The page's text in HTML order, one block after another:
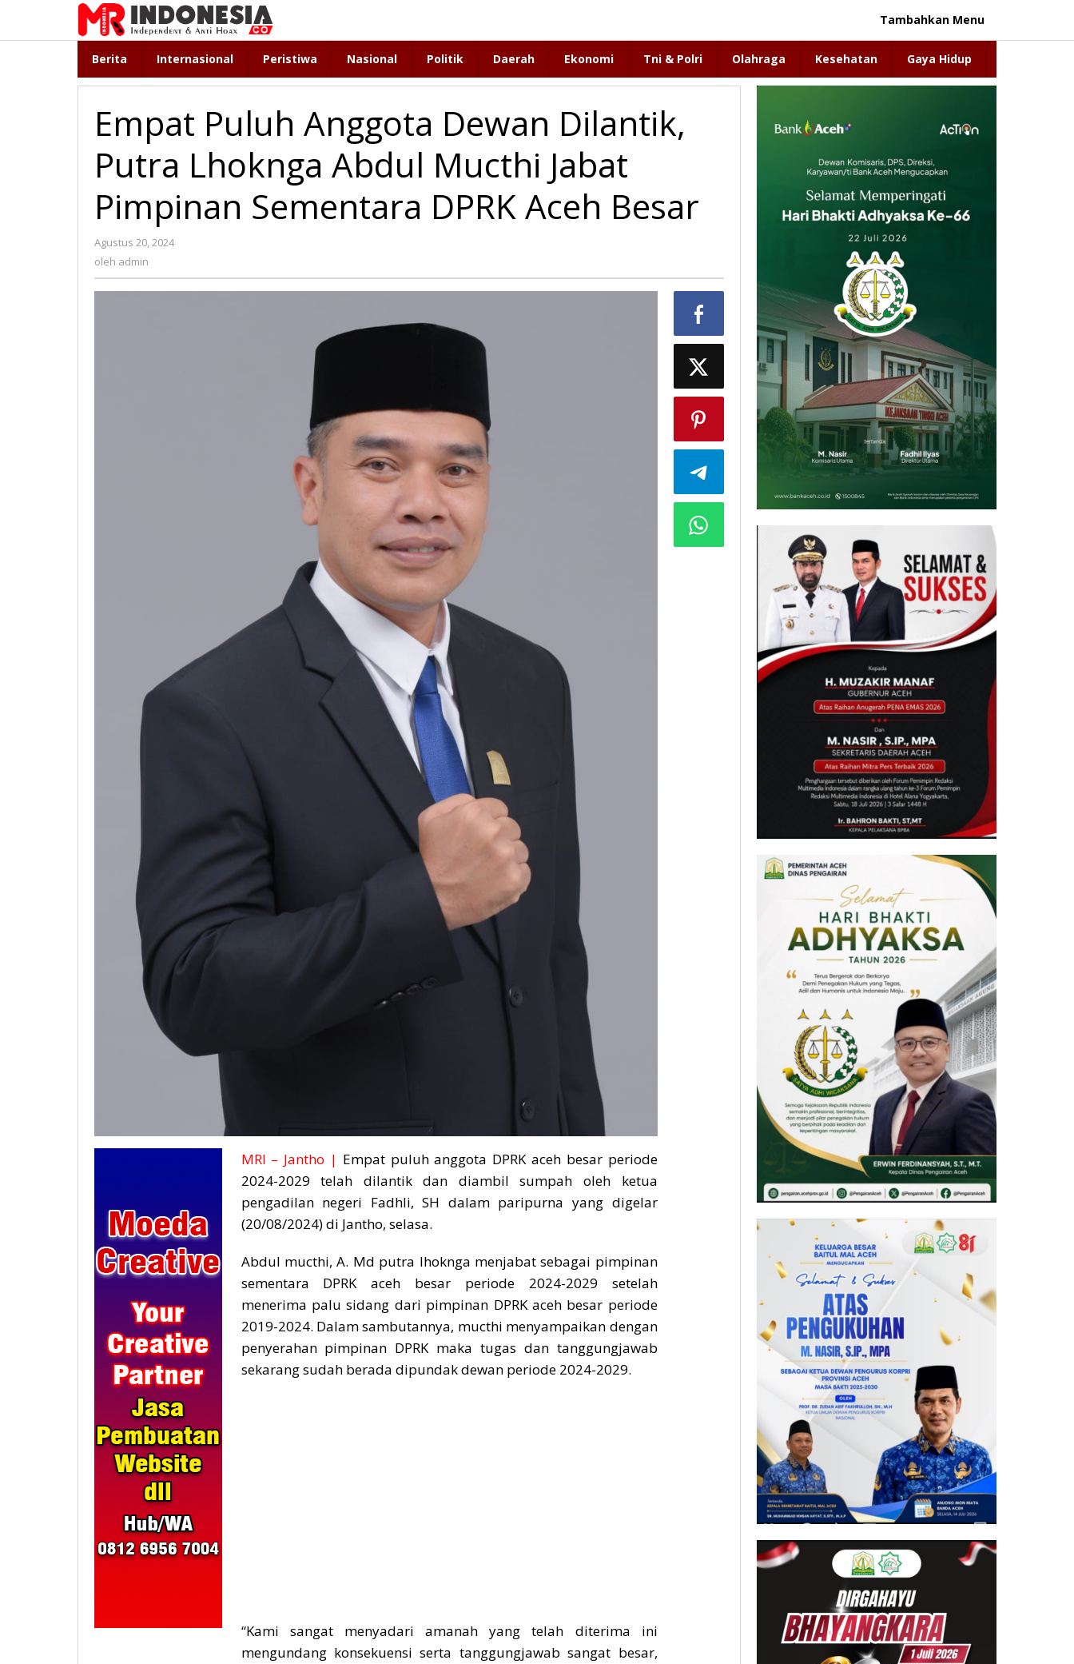
konten
Tambahkan Menu
Berita Internasional Peristiwa Nasional Politik Daerah Ekonomi Tni & Polri Olahraga Kesehatan Gaya Hidup
Empat Puluh Anggota Dewan Dilantik,
Putra Lhoknga Abdul Mucthi Jabat
Pimpinan Sementara DPRK Aceh Besar
Agustus 20, 2024
oleh admin
MRI – Jantho | Empat puluh anggota DPRK aceh besar periode
2024-2029 telah dilantik dan diambil sumpah oleh ketua
pengadilan negeri Fadhli, SH dalam paripurna yang digelar
(20/08/2024) di Jantho, selasa.
Abdul mucthi, A. Md putra lhoknga menjabat sebagai pimpinan
sementara DPRK aceh besar periode 2024-2029 setelah
menerima palu sidang dari pimpinan DPRK aceh besar periode
2019-2024. Dalam sambutannya, mucthi menyampaikan dengan
penyerahan pimpinan DPRK maka tugas dan tanggungjawab
sekarang sudah berada dipundak dewan periode 2024-2029.
“Kami sangat menyadari amanah yang telah diterima ini
mengundang konsekuensi serta tanggungjawab sangat besar,